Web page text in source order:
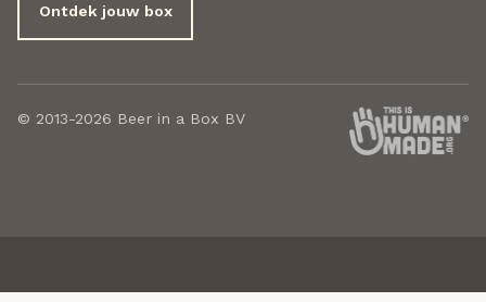
Ontdek jouw box
© 2013-2026 Beer in a Box BV